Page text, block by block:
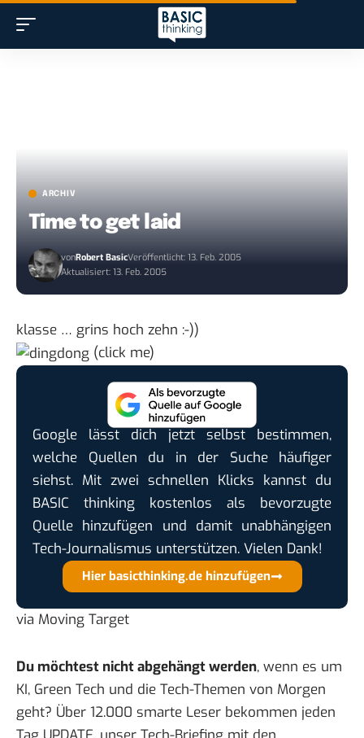
ARCHIV
Time to get laid
vonRobert BasicVeröffentlicht: 13. Feb. 2005
Aktualisiert: 13. Feb. 2005
klasse … grins hoch zehn :-))
(click me)
Google lässt dich jetzt selbst bestimmen,
welche Quellen du in der Suche häufiger
siehst. Mit zwei schnellen Klicks kannst du
BASIC thinking kostenlos als bevorzugte
Quelle hinzufügen und damit unabhängigen
Tech-Journalismus unterstützen. Vielen Dank!
Hier basicthinking.de hinzufügen
via Moving Target
Du möchtest nicht abgehängt werden, wenn es um
KI, Green Tech und die Tech-Themen von Morgen
geht? Über 12.000 smarte Leser bekommen jeden